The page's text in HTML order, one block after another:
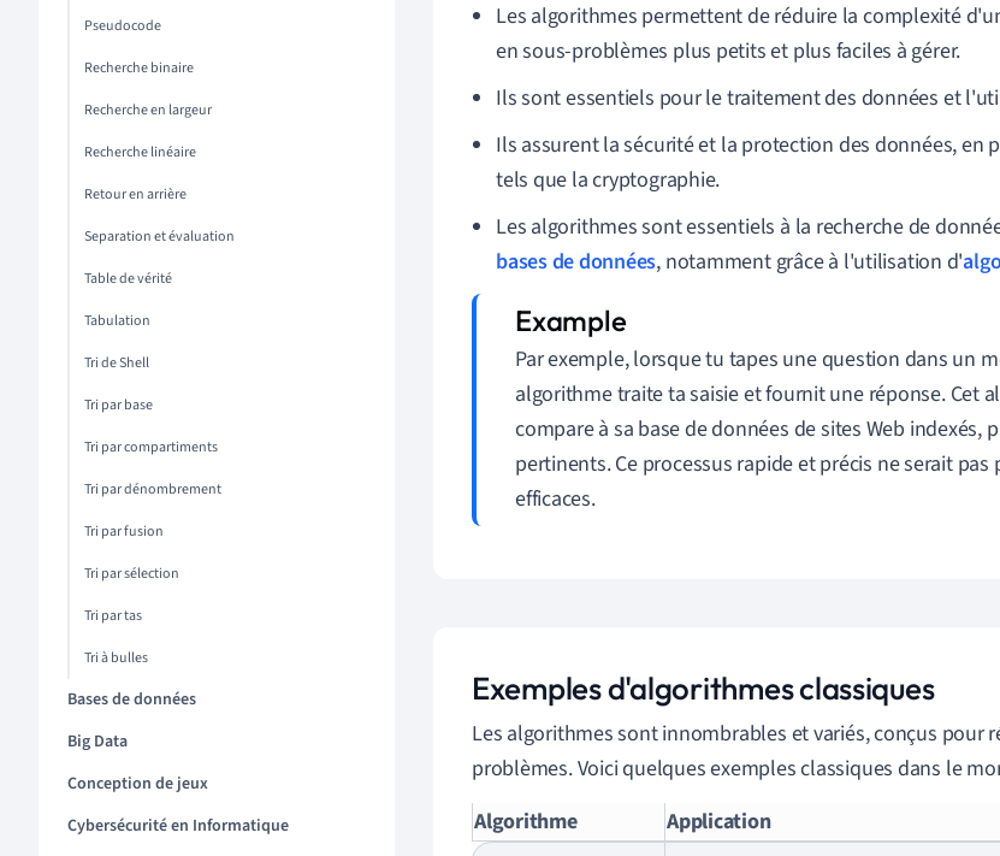
Pseudocode
Recherche binaire
Recherche en largeur
Recherche linéaire
Retour en arrière
Separation et évaluation
Table de vérité
Tabulation
Tri de Shell
Tri par base
Tri par compartiments
Tri par dénombrement
Tri par fusion
Tri par sélection
Tri par tas
Tri à bulles
Bases de données
Big Data
Conception de jeux
Cybersécurité en Informatique
Les algorithmes permettent de réduire la complexité
en sous-problèmes plus petits et plus faciles à gérer.
Ils sont essentiels pour le traitement des données et
Ils assurent la sécurité et la protection des données, en
tels que la cryptographie.
Les algorithmes sont essentiels à la recherche de
bases de données, notamment grâce à l'utilisation d'
Par exemple, lorsque tu tapes une question dans un
algorithme traite ta saisie et fournit une réponse. Cet
compare à sa base de données de sites Web
pertinents. Ce processus rapide et précis ne serait
efficaces.
Exemples d'algorithmes classiques
Les algorithmes sont innombrables et variés, conçus pour
problèmes. Voici quelques exemples classiques dans le
Algorithme
Application